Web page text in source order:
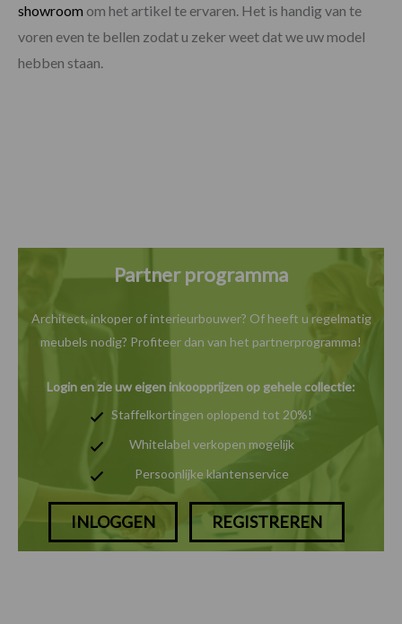
showroom om het artikel te ervaren. Het is handig van te
voren even te bellen zodat u zeker weet dat we uw model
hebben staan.
Partner programma
Architect, inkoper of interieurbouwer? Of heeft u regelmatig
meubels nodig? Profiteer dan van het partnerprogramma!
Login en zie uw eigen inkoopprijzen op gehele collectie:
Staffelkortingen oplopend tot 20%!
Whitelabel verkopen mogelijk
Persoonlijke klantenservice
INLOGGEN REGISTREREN